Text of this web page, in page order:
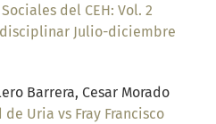
del CEH: Vol. 2
Julio-diciembre
Barrera, Cesar Morado
Uria vs Fray Francisco